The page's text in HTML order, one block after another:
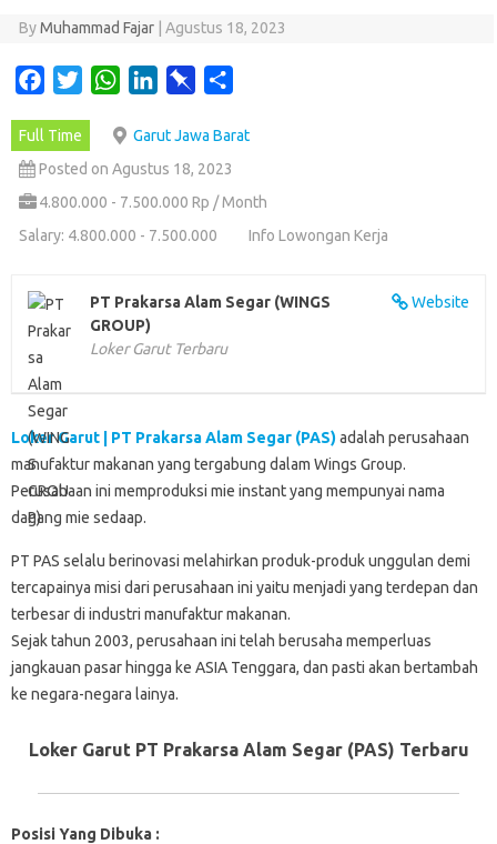
ByMuhammad Fajar Agustus 18, 2023
c
e
b
t
t
W
a
t
s
n
k
e
n
b
o
a
e
Full Time
Garut Jawa Barat
Posted on Agustus 18, 2023
4.800.000 - 7.500.000 Rp / Month
Salary: 4.800.000 - 7.500.000
Info Lowongan Kerja
Website
PT Prakarsa Alam Segar (WINGS
GROUP)
Loker Garut Terbaru
Loker Garut | PT Prakarsa Alam Segar (PAS)adalah perusahaan
manufaktur makanan yang tergabung dalam Wings Group.
Perusahaan ini memproduksi mie instant yang mempunyai nama
dagang mie sedaap.
PT PAS selalu berinovasi melahirkan produk-produk unggulan demi
tercapainya misi dari perusahaan ini yaitu menjadi yang terdepan dan
terbesar di industri manufaktur makanan.
Sejak tahun 2003, perusahaan ini telah berusaha memperluas
jangkauan pasar hingga ke ASIA Tenggara, dan pasti akan bertambah
ke negara-negara lainya.
Loker Garut PT Prakarsa Alam Segar (PAS) Terbaru
Posisi Yang Dibuka :